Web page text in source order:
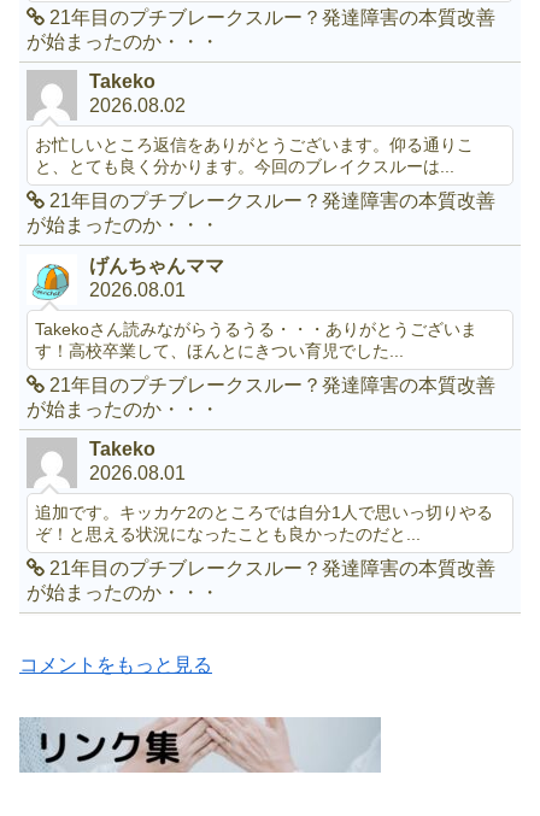
21年目のプチブレークスルー？発達障害の本質改善
が始まったのか・・・
Takeko
2026.08.02
お忙しいところ返信をありがとうございます。仰る通りこ
と、とても良く分かります。今回のブレイクスルーは...
21年目のプチブレークスルー？発達障害の本質改善
が始まったのか・・・
げんちゃんママ
2026.08.01
Takekoさん読みながらうるうる・・・ありがとうございま
す！高校卒業して、ほんとにきつい育児でした...
21年目のプチブレークスルー？発達障害の本質改善
が始まったのか・・・
Takeko
2026.08.01
追加です。キッカケ2のところでは自分1人で思いっ切りやる
ぞ！と思える状況になったことも良かったのだと...
21年目のプチブレークスルー？発達障害の本質改善
が始まったのか・・・
コメントをもっと見る